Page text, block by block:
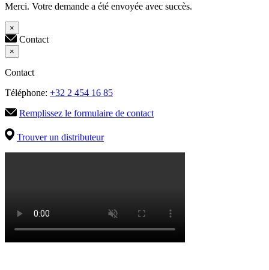
Merci. Votre demande a été envoyée avec succès.
×
Contact
×
Contact
Téléphone: +32 2 454 16 85
Remplissez le formulaire de contact
Trouver un distributeur